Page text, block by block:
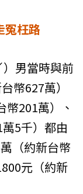
冤枉路
男當時與前
幣627萬）
201萬）、
5千）都由
（約新台幣
元（約新